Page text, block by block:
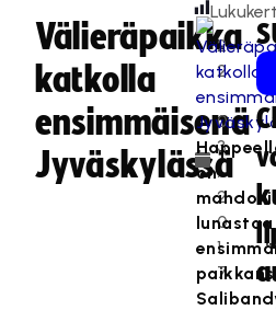
Välieräpaikka
katkolla
ensimmäisenä
Jyväskylässä
2
2
.
0
3
.
2
0
1
7
on
lunastaa